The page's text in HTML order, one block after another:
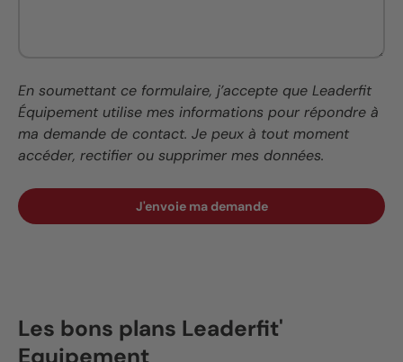
En soumettant ce formulaire, j’accepte que Leaderfit
Équipement utilise mes informations pour répondre à
ma demande de contact. Je peux à tout moment
accéder, rectifier ou supprimer mes données.
J'envoie ma demande
Les bons plans Leaderfit'